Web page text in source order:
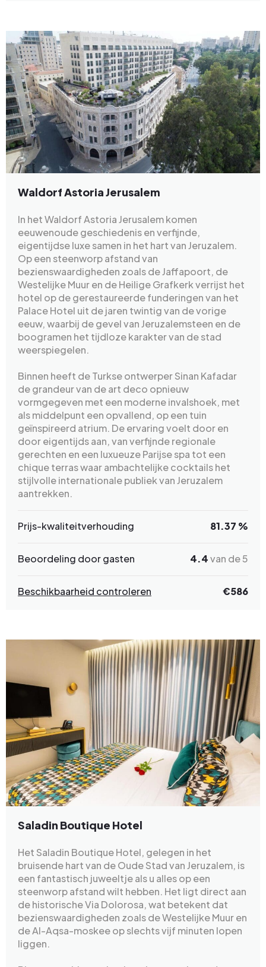
Waldorf Astoria Jerusalem
In het Waldorf Astoria Jerusalem komen
eeuwenoude geschiedenis en verfijnde,
eigentijdse luxe samen in het hart van Jeruzalem.
Op een steenworp afstand van
bezienswaardigheden zoals de Jaffapoort, de
Westelijke Muur en de Heilige Grafkerk verrijst het
hotel op de gerestaureerde funderingen van het
Palace Hotel uit de jaren twintig van de vorige
eeuw, waarbij de gevel van Jeruzalemsteen en de
boogramen het tijdloze karakter van de stad
weerspiegelen.
Binnen heeft de Turkse ontwerper Sinan Kafadar
de grandeur van de art deco opnieuw
vormgegeven met een moderne invalshoek, met
als middelpunt een opvallend, op een tuin
geïnspireerd atrium. De ervaring voelt door en
door eigentijds aan, van verfijnde regionale
gerechten en een luxueuze Parijse spa tot een
chique terras waar ambachtelijke cocktails het
stijlvolle internationale publiek van Jeruzalem
aantrekken.
Prijs-kwaliteitverhouding 81.37 %
Beoordeling door gasten 4.4van de 5
Beschikbaarheid controleren €586
Saladin Boutique Hotel
Het Saladin Boutique Hotel, gelegen in het
bruisende hart van de Oude Stad van Jeruzalem, is
een fantastisch juweeltje als u alles op een
steenworp afstand wilt hebben. Het ligt direct aan
de historische Via Dolorosa, wat betekent dat
bezienswaardigheden zoals de Westelijke Muur en
de Al-Aqsa-moskee op slechts vijf minuten lopen
liggen.